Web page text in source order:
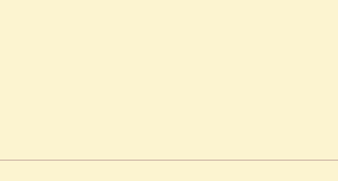
子五十三參